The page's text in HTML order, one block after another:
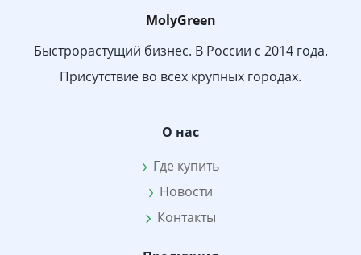
MolyGreen
Быстрорастущий бизнес. В России с 2014 года.
Присутствие во всех крупных городах.
О нас
Где купить
Новости
Контакты